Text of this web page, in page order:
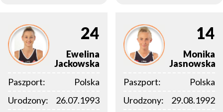
24
Ewelina
Jackowska
Paszport:
Polska
Urodzony:
26.07.1993
14
Monika
Jasnowska
Paszport:
Polska
Urodzony:
29.08.1992